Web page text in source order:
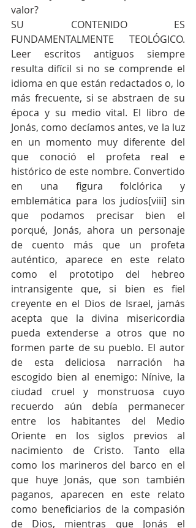
valor?
SU CONTENIDO ES
FUNDAMENTALMENTE TEOLÓGICO.
Leer escritos antiguos siempre
resulta difícil si no se comprende el
idioma en que están redactados o, lo
más frecuente, si se abstraen de su
época y su medio vital. El libro de
Jonás, como decíamos antes, ve la luz
en un momento muy diferente del
que conoció el profeta real e
histórico de este nombre. Convertido
en una figura folclórica y
emblemática para los judíos[viii] sin
que podamos precisar bien el
porqué, Jonás, ahora un personaje
de cuento más que un profeta
auténtico, aparece en este relato
como el prototipo del hebreo
intransigente que, si bien es fiel
creyente en el Dios de Israel, jamás
acepta que la divina misericordia
pueda extenderse a otros que no
formen parte de su pueblo. El autor
de esta deliciosa narración ha
escogido bien al enemigo: Nínive, la
ciudad cruel y monstruosa cuyo
recuerdo aún debía permanecer
entre los habitantes del Medio
Oriente en los siglos previos al
nacimiento de Cristo. Tanto ella
como los marineros del barco en el
que huye Jonás, que son también
paganos, aparecen en este relato
como beneficiarios de la compasión
de Dios, mientras que Jonás el